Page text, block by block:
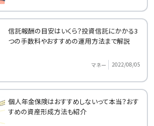
信託報酬の目安はいくら？投資信託にかかる3
つの手数料やおすすめの運用方法まで解説
マネー 2022/08/05
個人年金保険はおすすめしないって本当？おす
すめの資産形成方法も紹介